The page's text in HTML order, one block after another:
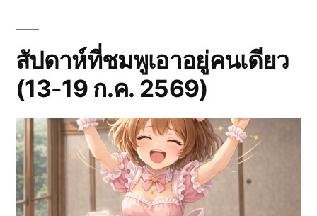
สัปดาห์ที่ชมพูเอาอยู่คนเดียว
(13-19 ก.ค. 2569)